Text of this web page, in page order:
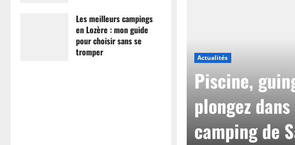
Les meilleurs campings
en Lozère : mon guide
pour choisir sans se
tromper
Actualités
Piscine,
plongez
camping de